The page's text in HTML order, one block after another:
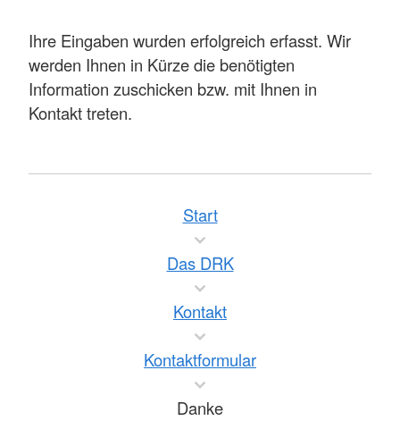
Ihre Eingaben wurden erfolgreich erfasst. Wir
werden Ihnen in Kürze die benötigten
Information zuschicken bzw. mit Ihnen in
Kontakt treten.
Start
Das DRK
Kontakt
Kontaktformular
Danke